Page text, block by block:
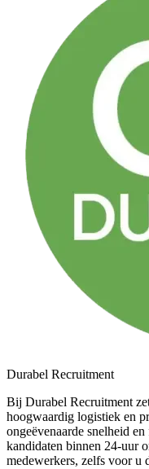
Durabel Recruitment
Bij Durabel Recruitment
hoogwaardig logistiek en
ongeëvenaarde snelheid
kandidaten binnen 24-uur
medewerkers, zelfs voor u